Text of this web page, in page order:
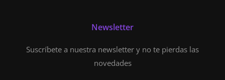
Newsletter
Suscríbete a nuestra newsletter y no te pierdas las
novedades